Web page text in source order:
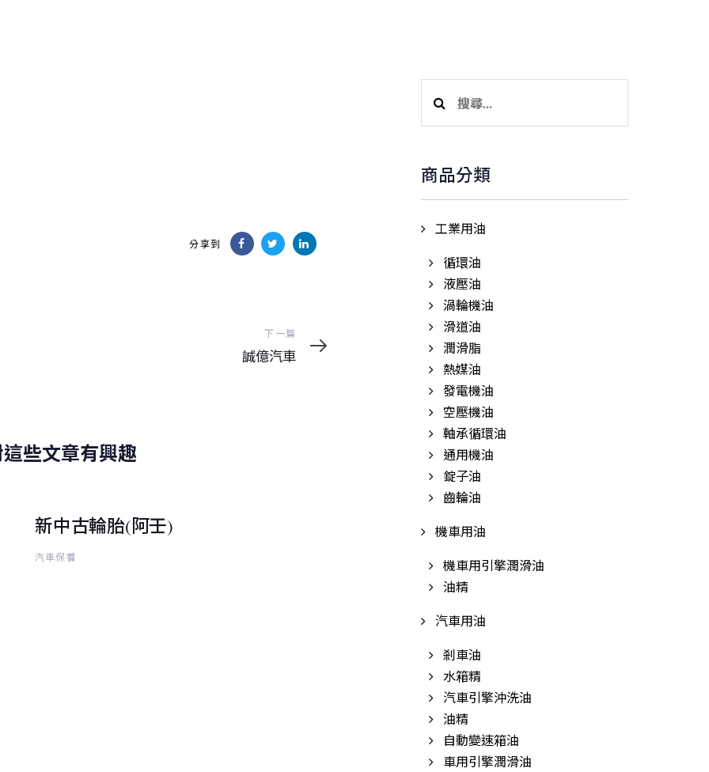
分享到
一
篇
下一篇
誠億汽車
些文章有興趣
新中古輪胎(阿壬)
汽車保養
關
字:
商品分類
工業用油
循環油
液壓油
渦輪機油
滑道油
潤滑脂
熱媒油
發電機油
空壓機油
軸承循環油
通用機油
錠子油
齒輪油
機車用油
機車用引擎潤滑油
油精
汽車用油
剎車油
水箱精
汽車引擎沖洗油
油精
自動變速箱油
車用引擎潤滑油